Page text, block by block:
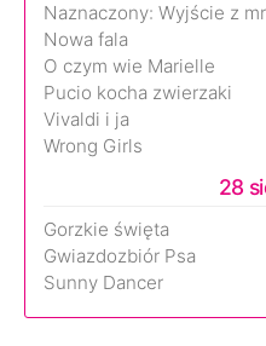
Naznaczony: Wyjście z
Nowa fala
O czym wie Marielle
Pucio kocha zwierzaki
Vivaldi i ja
Wrong Girls
28
Gorzkie święta
Gwiazdozbiór Psa
Sunny Dancer